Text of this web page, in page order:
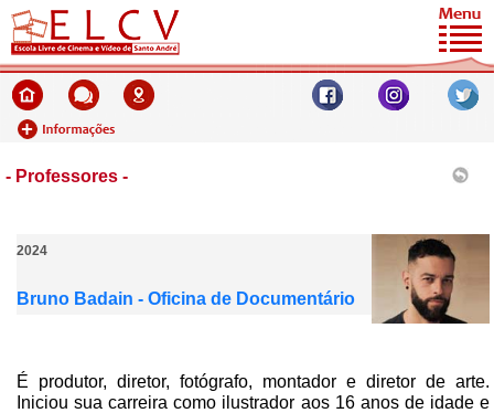
- Professores -
2024
Bruno Badain - Oficina de Documentário
É produtor, diretor, fotógrafo, montador e diretor de arte.
Iniciou sua carreira como ilustrador aos 16 anos de idade e